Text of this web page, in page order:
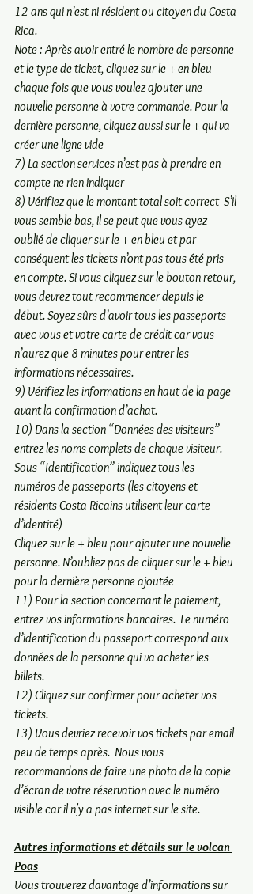
12 ans qui n’est ni résident ou citoyen du Costa
Rica.
Note : Après avoir entré le nombre de personne
et le type de ticket, cliquez sur le + en bleu
chaque fois que vous voulez ajouter une
nouvelle personne à votre commande. Pour la
dernière personne, cliquez aussi sur le + qui va
créer une ligne vide
7) La section services n’est pas à prendre en
compte ne rien indiquer
8) Vérifiez que le montant total soit correct  S’il
vous semble bas, il se peut que vous ayez
oublié de cliquer sur le + en bleu et par
conséquent les tickets n’ont pas tous été pris
en compte. Si vous cliquez sur le bouton retour,
vous devrez tout recommencer depuis le
début. Soyez sûrs d’avoir tous les passeports
avec vous et votre carte de crédit car vous
n’aurez que 8 minutes pour entrer les
informations nécessaires.
9) Vérifiez les informations en haut de la page
avant la confirmation d’achat.
10) Dans la section “Données des visiteurs”
entrez les noms complets de chaque visiteur.
Sous “Identification” indiquez tous les
numéros de passeports (les citoyens et
résidents Costa Ricains utilisent leur carte
d’identité)
Cliquez sur le + bleu pour ajouter une nouvelle
personne. N’oubliez pas de cliquer sur le + bleu
pour la dernière personne ajoutée
11) Pour la section concernant le paiement,
entrez vos informations bancaires.  Le numéro
d’identification du passeport correspond aux
données de la personne qui va acheter les
billets.
12) Cliquez sur confirmer pour acheter vos
tickets.
13) Vous devriez recevoir vos tickets par email
peu de temps après.  Nous vous
recommandons de faire une photo de la copie
d’écran de votre réservation avec le numéro
visible car il n'y a pas internet sur le site.
Autres informations et détails sur le volcan
Poas
Vous trouverez davantage d’informations sur